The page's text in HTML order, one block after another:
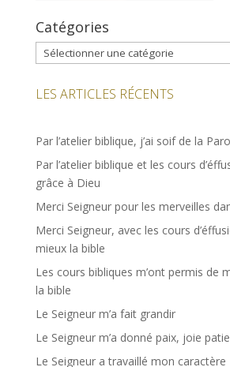
Catégories
Catégories
LES ARTICLES RÉCENTS
Par l’atelier biblique, j’ai soif de la
Par l’atelier biblique et les cours
grâce à Dieu
Merci Seigneur pour les merveilles
Merci Seigneur, avec les cours
mieux la bible
Les cours bibliques m’ont permis de
la bible
Le Seigneur m’a fait grandir
Le Seigneur m’a donné paix, joie
Le Seigneur a travaillé mon caractère